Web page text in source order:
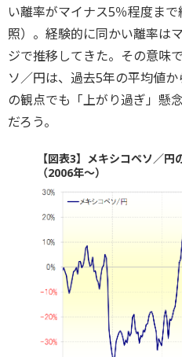
い離率がマイナス5％程度ま
照）。経験的に同かい離率は
ジで推移してきた。その意味
ソ／円は、過去5年の平均値
の観点でも「上がり過ぎ」懸
だろう。
【図表3】メキシコペソ／
（2006年～）